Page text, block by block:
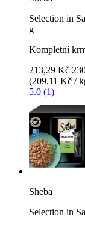
Selection in
g
Kompletní
213,29 Kč
(209,11 Kč /
5.0 (1)
Sheba
Selection in